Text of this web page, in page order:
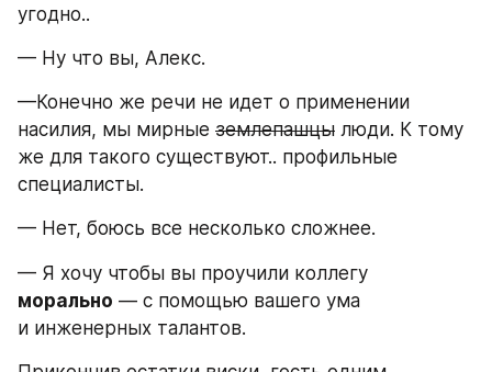
угодно..
— Ну что вы, Алекс.
—Конечно же речи не идет о применении
насилия, мы мирные землепашцы люди. К тому
же для такого существуют.. профильные
специалисты.
— Нет, боюсь все несколько сложнее.
морально — с помощью вашего ума
и инженерных талантов.